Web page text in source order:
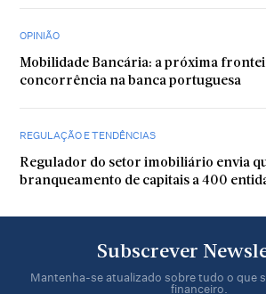
OPINIÃO
Mobilidade Bancária: a próxima
concorrência na banca portuguesa
REGULAÇÃO E TENDÊNCIAS
Regulador do setor imobiliário envia
branqueamento de capitais a 400
Subscrever
Mantenha-se atualizado sobre tudo o que
financeiro.